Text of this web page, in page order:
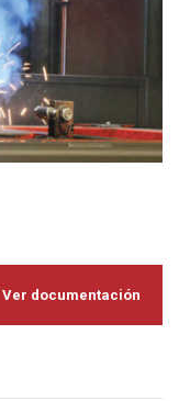
Ver documentación